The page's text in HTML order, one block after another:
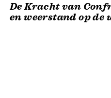
De Kracht van
en weerstand op de